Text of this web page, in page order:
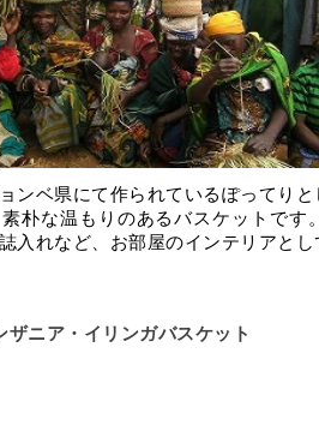
ンベ県にて作られているぽってり
朴な温もりのあるバスケットです
入れなど、お部屋のインテリアと
ザニア・イリンガバスケット